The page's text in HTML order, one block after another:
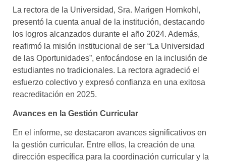
La rectora de la Universidad, Sra. Marigen Hornkohl,
presentó la cuenta anual de la institución, destacando
los logros alcanzados durante el año 2024. Además,
reafirmó la misión institucional de ser “La Universidad
de las Oportunidades”, enfocándose en la inclusión de
estudiantes no tradicionales. La rectora agradeció el
esfuerzo colectivo y expresó confianza en una exitosa
reacreditación en 2025.
Avances en la Gestión Curricular
En el informe, se destacaron avances significativos en
la gestión curricular. Entre ellos, la creación de una
dirección específica para la coordinación curricular y la